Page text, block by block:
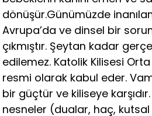
dönüşür.Günümüzde
Avrupa’da ve dinsel bir
çıkmıştır. Şeytan kadar
edilemez. Katolik Kilisesi
resmi olarak kabul eder.
bir güçtür ve kiliseye
nesneler (dualar, haç, kutsal